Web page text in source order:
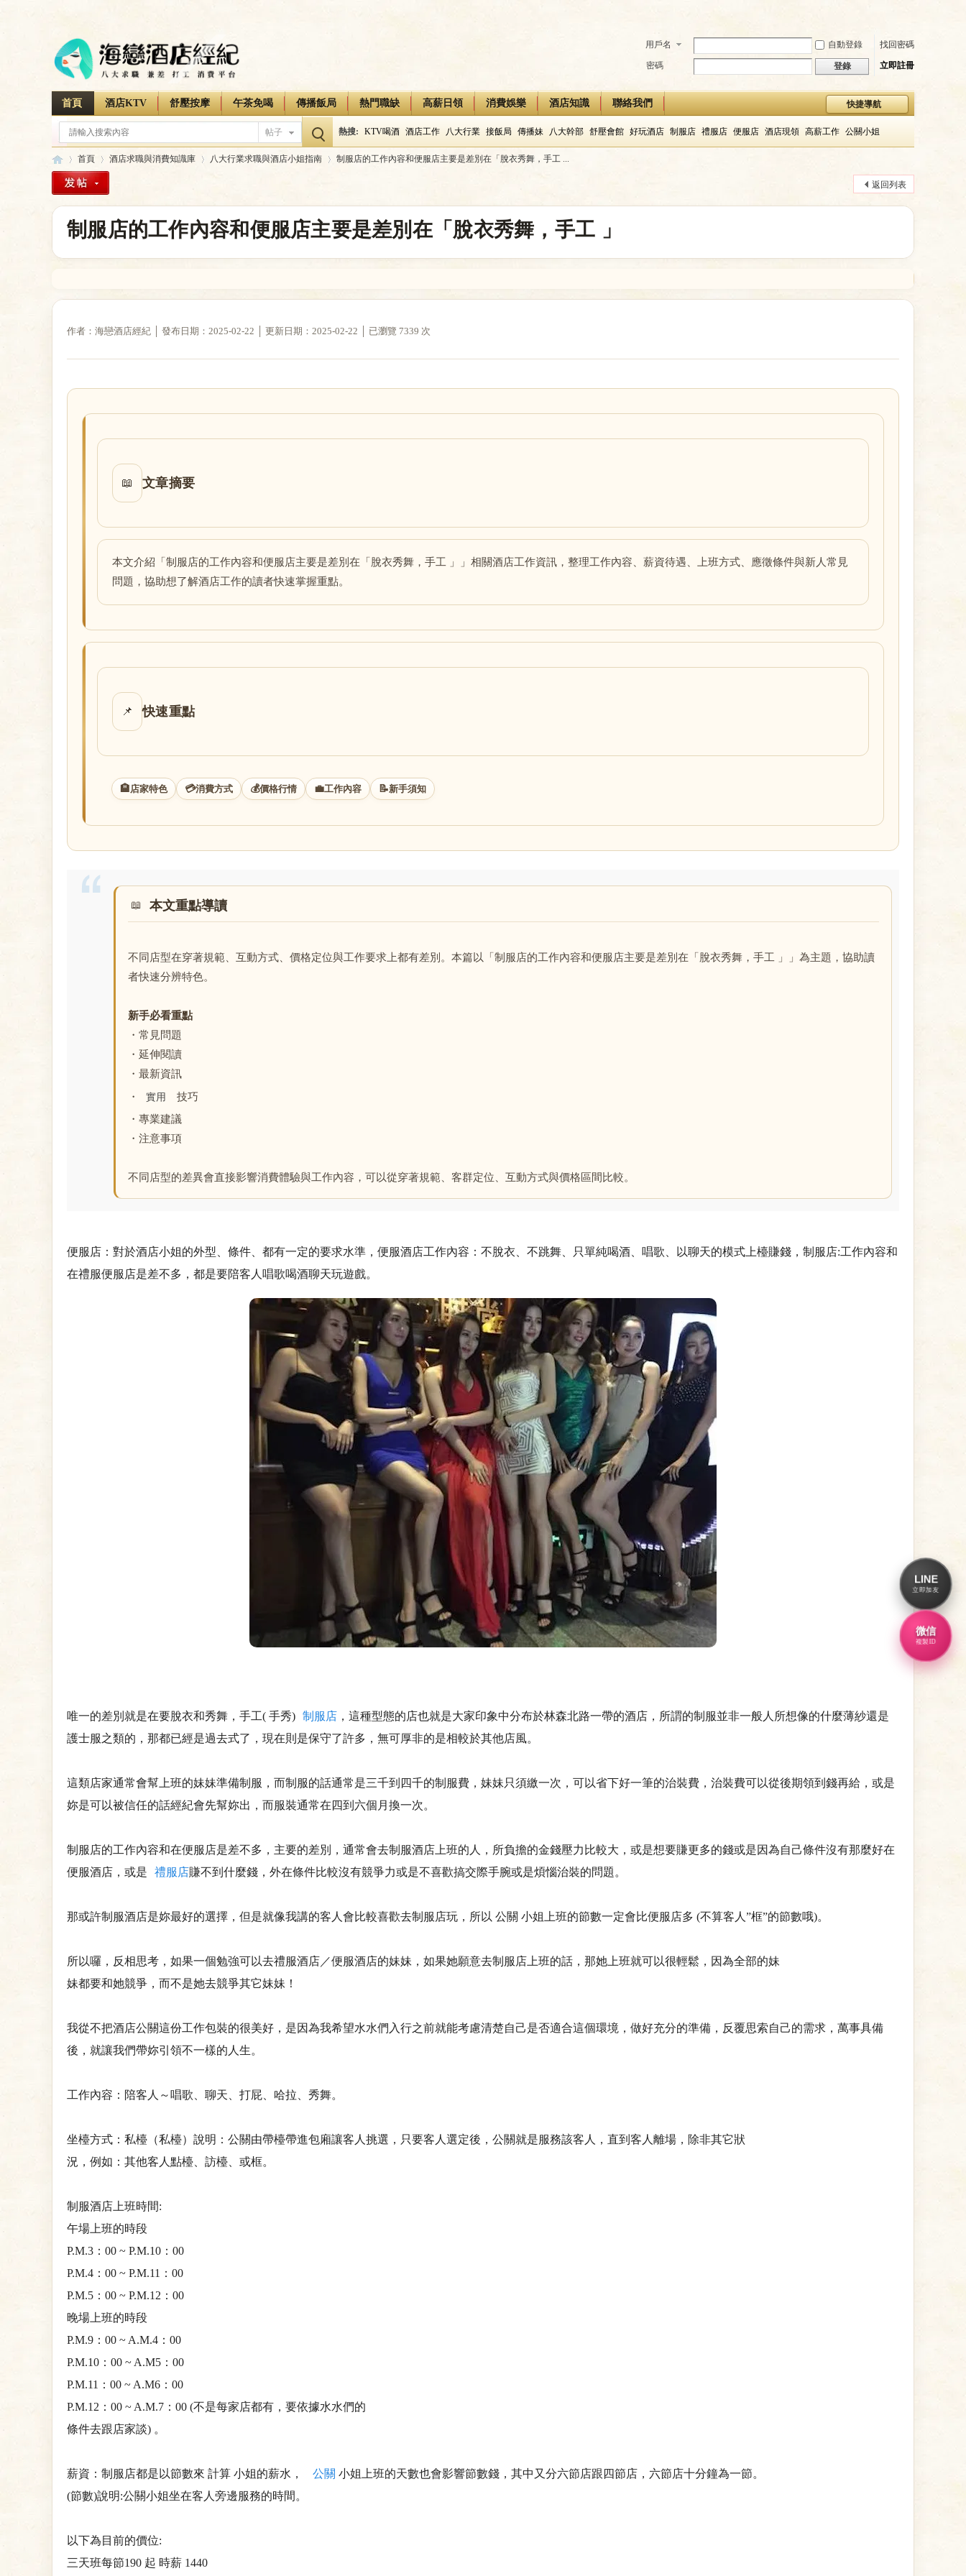
用戶名 自動登錄 找回密碼
密碼 登錄 立即註冊
快捷導航
首頁 酒店KTV 舒壓按摩 午茶免喝 傳播飯局 熱門職缺 高薪日領 消費娛樂 酒店知識 聯絡我們
帖子 熱搜: KTV喝酒 酒店工作 八大行業 接飯局 傳播妹 八大幹部 舒壓會館 好玩酒店 制服店 禮服店 便服店 酒店現領 高薪工作 公關小姐
首頁
›
酒店求職與消費知識庫
›
八大行業求職與酒店小姐指南
›
制服店的工作內容和便服店主要是差別在「脫衣秀舞，手工 ...
返回列表
制服店的工作內容和便服店主要是差別在「脫衣秀舞，手工 」
作者：海戀酒店經紀 │ 發布日期：2025-02-22 │ 更新日期：2025-02-22 │ 已瀏覽 7339 次
📖 文章摘要
本文介紹「制服店的工作內容和便服店主要是差別在「脫衣秀舞，手工 」」相關酒店工作資訊，整理工作內容、薪資待遇、上班方式、應徵條件與新人常見
問題，協助想了解酒店工作的讀者快速掌握重點。
📌 快速重點
🏨店家特色 💳消費方式 💰價格行情 💼工作內容 📝新手須知
本文重點導讀
不同店型在穿著規範、互動方式、價格定位與工作要求上都有差別。本篇以「制服店的工作內容和便服店主要是差別在「脫衣秀舞，手工 」」為主題，協助讀
者快速分辨特色。
新手必看重點
・常見問題
・延伸閱讀
・最新資訊
・
實用
技巧
・專業建議
・注意事項
不同店型的差異會直接影響消費體驗與工作內容，可以從穿著規範、客群定位、互動方式與價格區間比較。
便服店：對於酒店小姐的外型、條件、都有一定的要求水準，便服酒店工作內容：不脫衣、不跳舞、只單純喝酒、唱歌、以聊天的模式上檯賺錢，制服店:工作內容和
在禮服便服店是差不多，都是要陪客人唱歌喝酒聊天玩遊戲。
唯一的差別就是在要脫衣和秀舞，手工( 手秀) 制服店 ，這種型態的店也就是大家印象中分布於林森北路一帶的酒店，所謂的制服並非一般人所想像的什麼薄紗還是
護士服之類的，那都已經是過去式了，現在則是保守了許多，無可厚非的是相較於其他店風。
這類店家通常會幫上班的妹妹準備制服，而制服的話通常是三千到四千的制服費，妹妹只須繳一次，可以省下好一筆的治裝費，治裝費可以從後期領到錢再給，或是
妳是可以被信任的話經紀會先幫妳出，而服裝通常在四到六個月換一次。
制服店的工作內容和在便服店是差不多，主要的差別，通常會去制服酒店上班的人，所負擔的金錢壓力比較大，或是想要賺更多的錢或是因為自己條件沒有那麼好在
便服酒店，或是
禮服店賺不到什麼錢，外在條件比較沒有競爭力或是不喜歡搞交際手腕或是煩惱治裝的問題。
那或許制服酒店是妳最好的選擇，但是就像我講的客人會比較喜歡去制服店玩，所以 公關 小姐上班的節數一定會比便服店多 (不算客人”框”的節數哦)。
所以囉，反相思考，如果一個勉強可以去禮服酒店／便服酒店的妹妹，如果她願意去制服店上班的話，那她上班就可以很輕鬆，因為全部的妹
妹都要和她競爭，而不是她去競爭其它妹妹！
我從不把酒店公關這份工作包裝的很美好，是因為我希望水水們入行之前就能考慮清楚自己是否適合這個環境，做好充分的準備，反覆思索自己的需求，萬事具備
後，就讓我們帶妳引領不一樣的人生。
工作內容：陪客人～唱歌、聊天、打屁、哈拉、秀舞。
坐檯方式：私檯（私檯）說明：公關由帶檯帶進包廂讓客人挑選，只要客人選定後，公關就是服務該客人，直到客人離場，除非其它狀
況，例如：其他客人點檯、訪檯、或框。
制服酒店上班時間:
午場上班的時段
P.M.3：00 ~ P.M.10：00
P.M.4：00 ~ P.M.11：00
P.M.5：00 ~ P.M.12：00
晚場上班的時段
P.M.9：00 ~ A.M.4：00
P.M.10：00 ~ A.M5：00
P.M.11：00 ~ A.M6：00
P.M.12：00 ~ A.M.7：00 (不是每家店都有，要依據水水們的
條件去跟店家談) 。
薪資：制服店都是以節數來 計算 小姐的薪水， 公關 小姐上班的天數也會影響節數錢，其中又分六節店跟四節店，六節店十分鐘為一節。
(節數)說明:公關小姐坐在客人旁邊服務的時間。
以下為目前的價位:
三天班每節190 起 時薪 1440
LINE
立即加友
微信
複製ID